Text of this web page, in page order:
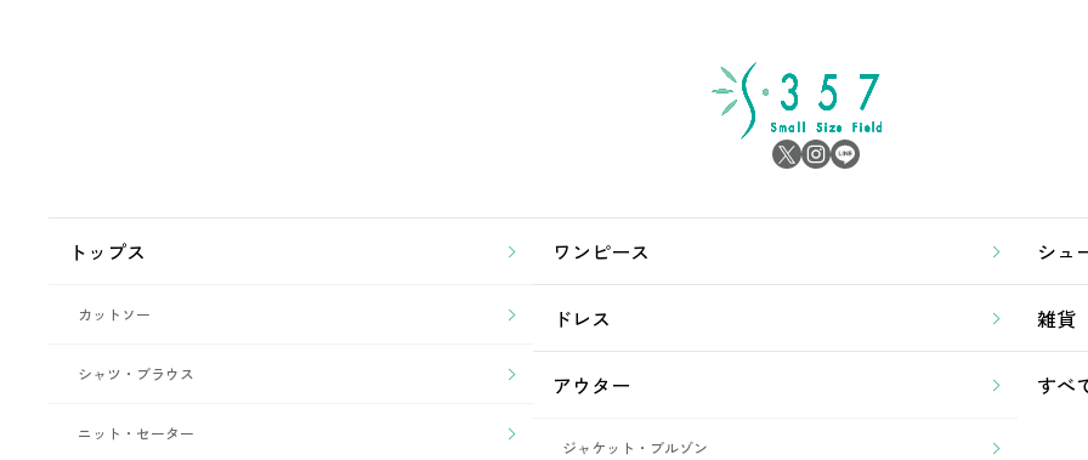
トップス
カットソー
シャツ・ブラウス
ニット・セーター
ワンピース
ドレス
アウター
ジャケット・ブルゾン
シュ
雑貨
すべ